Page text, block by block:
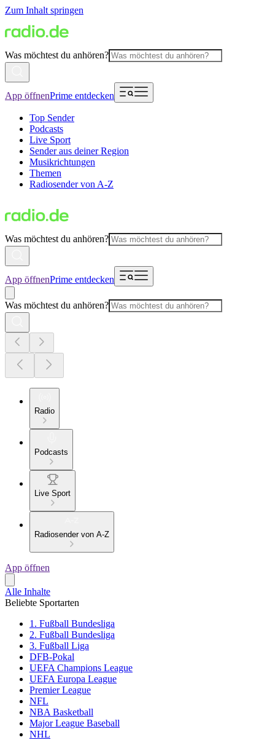
Zum Inhalt springen
Was möchtest du anhören?
App öffnenPrime entdecken
Top Sender
Podcasts
Live Sport
Sender aus deiner Region
Musikrichtungen
Themen
Radiosender von A-Z
Was möchtest du anhören?
App öffnenPrime entdecken
Was möchtest du anhören?
Radio
Podcasts
Live Sport
Radiosender von A-Z
App öffnen
Alle Inhalte
Beliebte Sportarten
1. Fußball Bundesliga
2. Fußball Bundesliga
3. Fußball Liga
DFB-Pokal
UEFA Champions League
UEFA Europa League
Premier League
NFL
NBA Basketball
Major League Baseball
NHL